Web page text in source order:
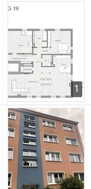
1